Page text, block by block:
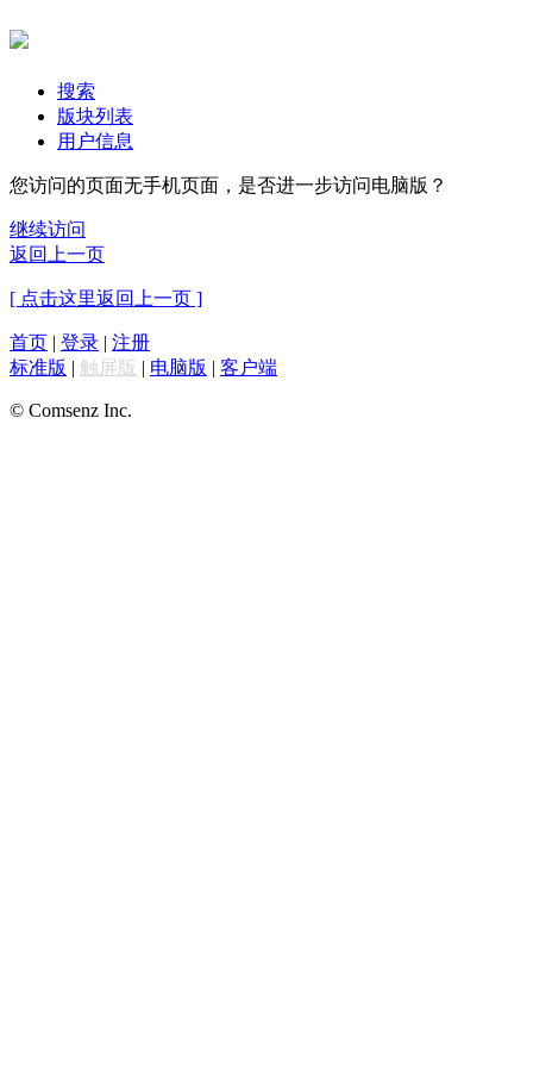
搜索
版块列表
用户信息
您访问的页面无手机页面，是否进一步访问电脑版？
继续访问
返回上一页
[ 点击这里返回上一页 ]
首页 | 登录 | 注册
标准版 | 触屏版 | 电脑版 | 客户端
© Comsenz Inc.